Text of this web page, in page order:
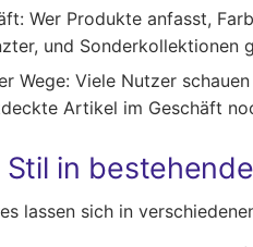
Wer Produkte anfasst,
und Sonderkollektionen
Wege: Viele Nutzer
Artikel im Geschäft
in
lassen sich in